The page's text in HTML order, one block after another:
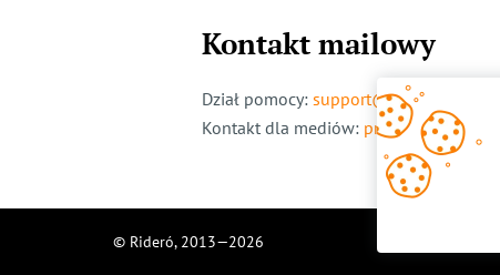
Kontakt mailowy
Dział pomocy: support@ridero.pl
Kontakt dla mediów: pr@ridero.pl
© Rideró, 2013—2026